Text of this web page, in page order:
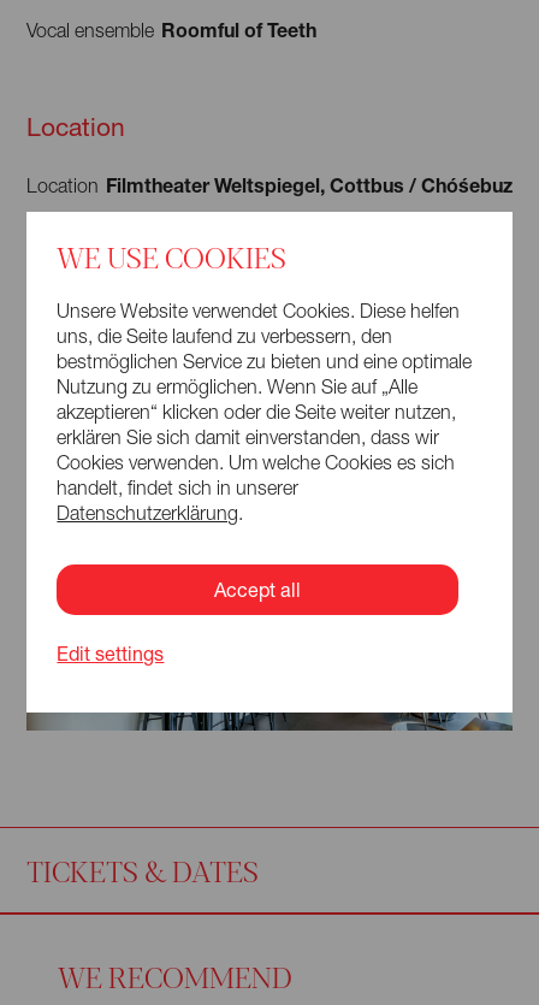
danach, sich von eigenen physischen Grenzen zu befreien.
verschiedensten Regionen unseres Planeten entstehen.
Vocal ensemble Roomful of Teeth
Location
Location Filmtheater Weltspiegel, Cottbus / Chóśebuz
/ Chóśebuz
Show detail page
TICKETS & DATES
WE RECOMMEND
WE USE COOKIES
Unsere Website verwendet Cookies. Diese helfen
uns, die Seite laufend zu verbessern, den
bestmöglichen Service zu bieten und eine optimale
Nutzung zu ermöglichen. Wenn Sie auf „Alle
akzeptieren“ klicken oder die Seite weiter nutzen,
erklären Sie sich damit einverstanden, dass wir
Cookies verwenden. Um welche Cookies es sich
handelt, findet sich in unserer
Datenschutzerklärung.
Accept all
Edit settings